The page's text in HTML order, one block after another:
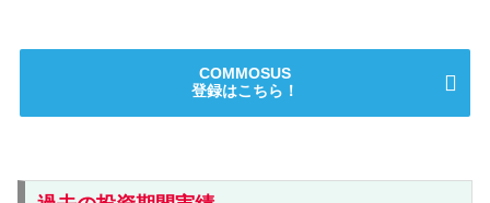
COMMOSUS
登録はこちら！